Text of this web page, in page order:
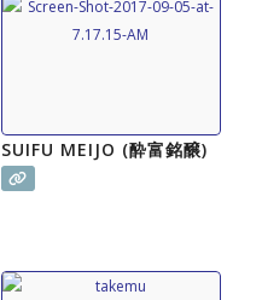
SUIFU MEIJO (酔富銘醸)